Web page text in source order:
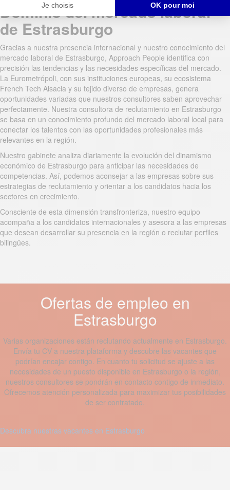
Dominio del mercado laboral
de Estrasburgo
Gracias a nuestra presencia internacional y nuestro conocimiento del
mercado laboral de Estrasburgo, Approach People identifica con
precisión las tendencias y las necesidades específicas del mercado.
La Eurometrópoli, con sus instituciones europeas, su ecosistema
French Tech Alsacia y su tejido diverso de empresas, genera
oportunidades variadas que nuestros consultores saben aprovechar
perfectamente. Nuestra consultora de reclutamiento en Estrasburgo
se basa en un conocimiento profundo del mercado laboral local para
conectar los talentos con las oportunidades profesionales más
relevantes en la región.
Nuestro gabinete analiza diariamente la evolución del dinamismo
económico de Estrasburgo para anticipar las necesidades de
competencias. Así, podemos aconsejar a las empresas sobre sus
estrategias de reclutamiento y orientar a los candidatos hacia los
sectores en crecimiento.
Consciente de esta dimensión transfronteriza, nuestro equipo
acompaña a los candidatos internacionales y asesora a las empresas
que desean desarrollar su presencia en la región o reclutar perfiles
bilingües.
Ofertas de empleo en
Estrasburgo
Varias organizaciones están reclutando actualmente en Estrasburgo.
Envía tu CV a nuestra plataforma y descubre las vacantes que
podrían encajar contigo. En cuanto tu solicitud se ajuste a las
necesidades de un puesto disponible en Estrasburgo o la región,
nuestros consultores se pondrán en contacto contigo de inmediato.
Ofrecemos atención personalizada para maximizar tus posibilidades
de ser contratado.
Descubra nuestras vacantes en Estrasburgo